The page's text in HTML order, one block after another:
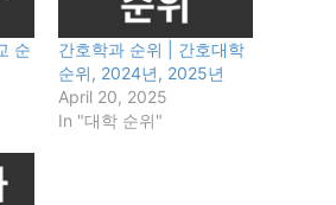
순
간호학과 순위 | 간호대학
순위, 2024년, 2025년
April 20, 2025
In "대학 순위"